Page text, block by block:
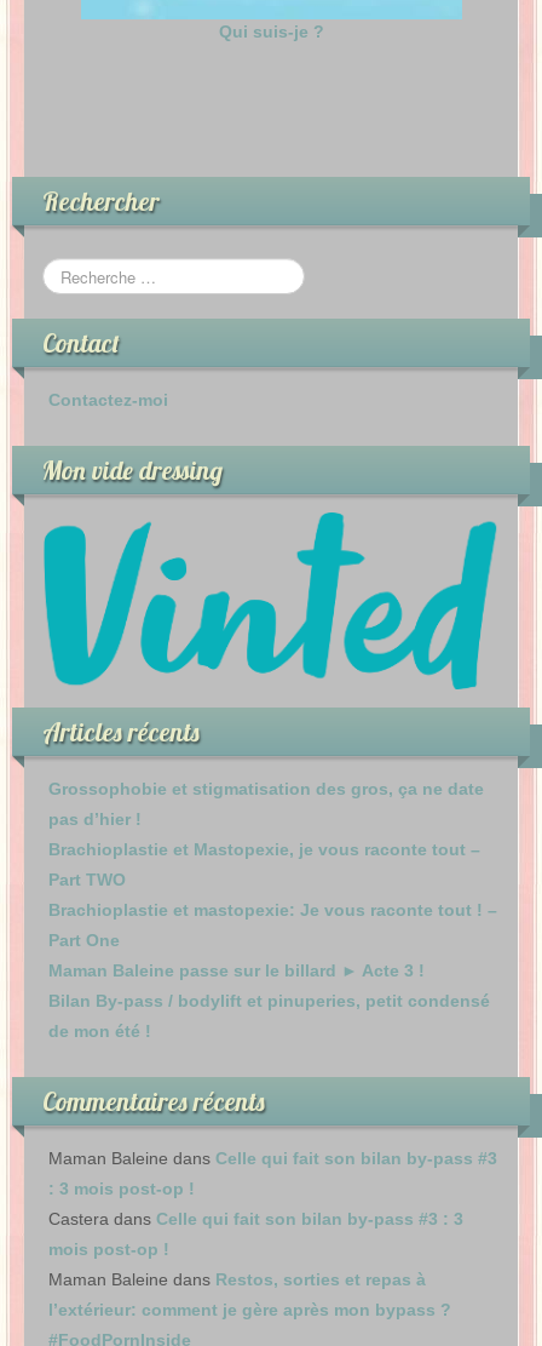
Qui suis-je ?
Rechercher
Contact
Contactez-moi
Mon vide dressing
Articles récents
Grossophobie et stigmatisation des gros, ça ne date
pas d’hier !
Brachioplastie et Mastopexie, je vous raconte tout –
Part TWO
Brachioplastie et mastopexie: Je vous raconte tout ! –
Part One
Maman Baleine passe sur le billard ► Acte 3 !
Bilan By-pass / bodylift et pinuperies, petit condensé
de mon été !
Commentaires récents
Maman Baleine dans Celle qui fait son bilan by-pass #3
: 3 mois post-op !
Castera dans Celle qui fait son bilan by-pass #3 : 3
mois post-op !
Maman Baleine dans Restos, sorties et repas à
l’extérieur: comment je gère après mon bypass ?
#FoodPornInside